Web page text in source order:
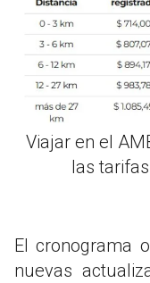
Viajar en el
las
El cronograma
nuevas